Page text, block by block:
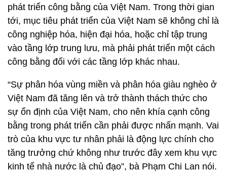
phát triển công bằng của Việt Nam. Trong thời gian
tới, mục tiêu phát triển của Việt Nam sẽ không chỉ là
công nghiệp hóa, hiện đại hóa, hoặc chỉ tập trung
vào tầng lớp trung lưu, mà phải phát triển một cách
công bằng đối với các tầng lớp khác nhau.
“Sự phân hóa vùng miền và phân hóa giàu nghèo ở
Việt Nam đã tăng lên và trở thành thách thức cho
sự ổn định của Việt Nam, cho nên khía cạnh công
bằng trong phát triển cần phải được nhấn mạnh. Vai
trò của khu vực tư nhân phải là động lực chính cho
tăng trưởng chứ không như trước đây xem khu vực
kinh tế nhà nước là chủ đạo”, bà Phạm Chi Lan nói.